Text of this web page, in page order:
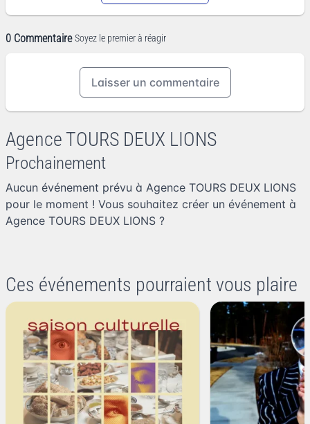
0 Commentaire Soyez le premier à réagir
Laisser un commentaire
Agence TOURS DEUX LIONS
Prochainement
Aucun événement prévu à Agence TOURS DEUX LIONS
pour le moment ! Vous souhaitez créer un événement à
Agence TOURS DEUX LIONS ?
Ces événements pourraient vous plaire